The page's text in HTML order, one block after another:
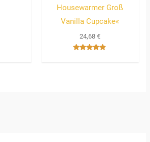
Housewarmer Groß
Vanilla Cupcake«
24,68€